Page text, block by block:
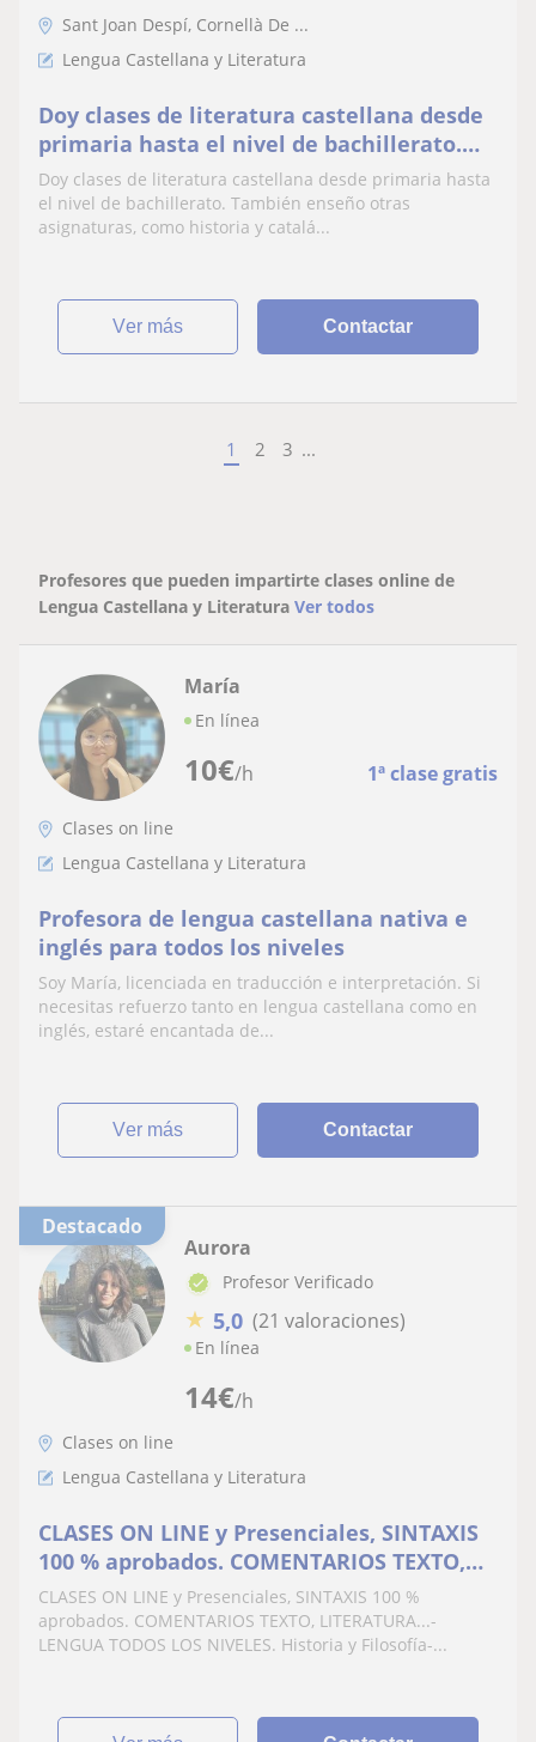
Sant Joan Despí, Cornellà De ...
Lengua Castellana y Literatura
Doy clases de literatura castellana desde
primaria hasta el nivel de bachillerato.
También enseño otras asignaturas, como
historia y catalán. Si el nivel es de
primaria, doy clases de todas las
Doy clases de literatura castellana desde primaria hasta
el nivel de bachillerato. También enseño otras
asignaturas, como historia y catalá...
ver más Contactar
1 2 3 ...
Profesores que pueden impartirte clases online de
Lengua Castellana y Literatura Ver todos
10€/h 1ª clase gratis
María
En línea
Clases on line
Lengua Castellana y Literatura
Profesora de lengua castellana nativa e
inglés para todos los niveles
Soy María, licenciada en traducción e interpretación. Si
necesitas refuerzo tanto en lengua castellana como en
inglés, estaré encantada de...
ver más Contactar
Destacado
14€/h
Aurora
Profesor Verificado
★ 5,0 (21 valoraciones)
En línea
Clases on line
Lengua Castellana y Literatura
CLASES ON LINE y Presenciales, SINTAXIS
100 % aprobados. COMENTARIOS TEXTO,
LITERATURA...Historia y Filosofía. Asi
mismo dibujo, Bellas Artes Digital y
diseño
CLASES ON LINE y Presenciales, SINTAXIS 100 %
aprobados. COMENTARIOS TEXTO, LITERATURA...-
LENGUA TODOS LOS NIVELES. Historia y Filosofía-...